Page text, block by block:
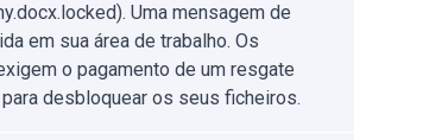
Uma mensagem de
em sua área de trabalho. Os
o pagamento de um resgate
desbloquear os seus ficheiros.